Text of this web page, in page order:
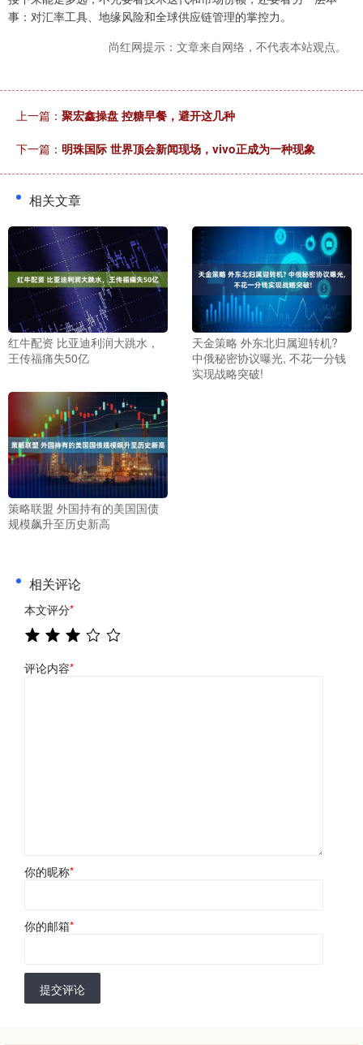
事：对汇率工具、地缘风险和全球供应链管理的掌控力。
尚红网提示：文章来自网络，不代表本站观点。
上一篇： 聚宏鑫操盘 控糖早餐，避开这几种
下一篇： 明珠国际 世界顶会新闻现场，vivo正成为一种现象
相关文章
红牛配资 比亚迪利润大跳水，
王传福痛失50亿
天金策略 外东北归属迎转机?
中俄秘密协议曝光, 不花一分钱
实现战略突破!
策略联盟 外国持有的美国国债
规模飙升至历史新高
相关评论
本文评分*
评论内容*
你的昵称*
你的邮箱*
提交评论